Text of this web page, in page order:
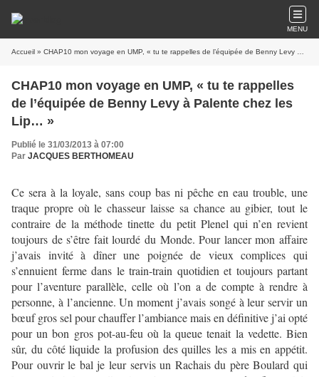
MENU
Accueil » CHAP10 mon voyage en UMP, « tu te rappelles de l’équipée de Benny Levy à Palente chez les Lip… »
CHAP10 mon voyage en UMP, « tu te rappelles
de l’équipée de Benny Levy à Palente chez les
Lip… »
Publié le 31/03/2013 à 07:00
Par JACQUES BERTHOMEAU
Ce sera à la loyale, sans coup bas ni pêche en eau trouble, une
traque propre où le chasseur laisse sa chance au gibier, tout le
contraire de la méthode tinette du petit Plenel qui n’en revient
toujours de s’être fait lourdé du Monde. Pour lancer mon affaire
j’avais invité à dîner une poignée de vieux complices qui
s’ennuient ferme dans le train-train quotidien et toujours partant
pour l’aventure parallèle, celle où l’on a de compte à rendre à
personne, à l’ancienne. Un moment j’avais songé à leur servir un
bœuf gros sel pour chauffer l’ambiance mais en définitive j’ai opté
pour un bon gros pot-au-feu où la queue tenait la vedette. Bien
sûr, du côté liquide la profusion des quilles les a mis en appétit.
Pour ouvrir le bal je leur servis un Rachais du père Boulard qui